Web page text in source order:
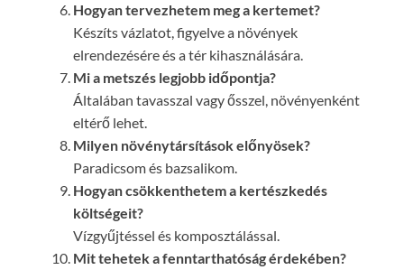
Hogyan tervezhetem meg a kertemet?
Készíts vázlatot, figyelve a növények
elrendezésére és a tér kihasználására.
Mi a metszés legjobb időpontja?
Általában tavasszal vagy ősszel, növényenként
eltérő lehet.
Milyen növénytársítások előnyösek?
Paradicsom és bazsalikom.
Hogyan csökkenthetem a kertészkedés
költségeit?
Vízgyűjtéssel és komposztálással.
Mit tehetek a fenntarthatóság érdekében?